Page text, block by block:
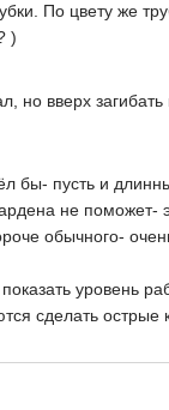
По цвету же
)
но вверх
бы- пусть и
не поможет-
обычного-
уровень
сделать острые